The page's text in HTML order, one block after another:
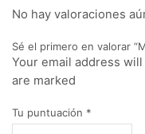
No hay valoraciones
Sé el primero en valorar
Your email address
are marked
Tu puntuación *